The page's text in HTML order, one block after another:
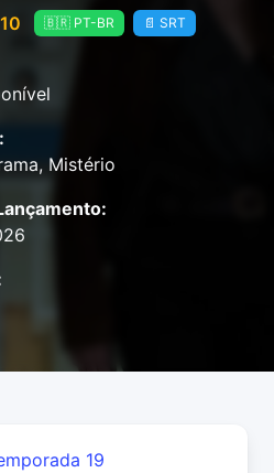
🇧🇷 PT-BR 📄 SRT
Mistério
19